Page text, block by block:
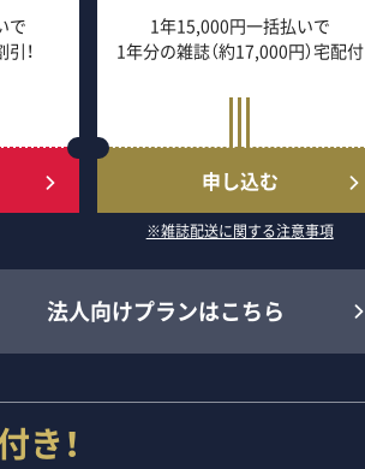
で
！
1年15,000円一括払いで
1年分の雑誌（約17,000円）宅配付
申し込む
※雑誌配送に関する注意事項
法人向けプランはこちら
き！